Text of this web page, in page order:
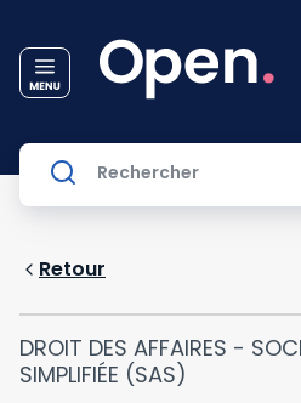
Retour
DROIT DES AFFAIRES -
SIMPLIFIÉE (SAS)